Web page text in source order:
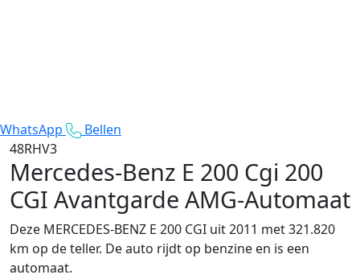
WhatsApp
Bellen
48RHV3
Mercedes-Benz E 200 Cgi 200
CGI Avantgarde AMG-Automaat
Deze MERCEDES-BENZ E 200 CGI uit 2011 met 321.820
km op de teller. De auto rijdt op benzine en is een
automaat.